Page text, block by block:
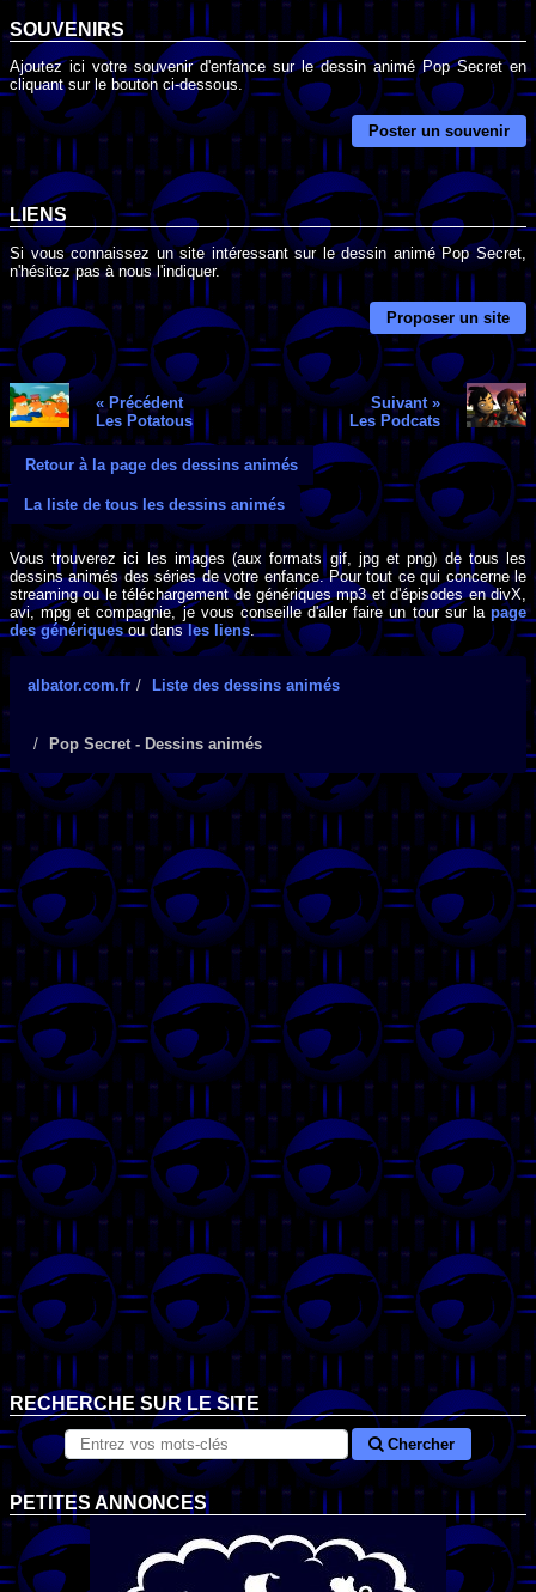
SOUVENIRS
Ajoutez ici votre souvenir d'enfance sur le dessin animé Pop Secret en
cliquant sur le bouton ci-dessous.
Poster un souvenir
LIENS
Si vous connaissez un site intéressant sur le dessin animé Pop Secret,
n'hésitez pas à nous l'indiquer.
Proposer un site
« Précédent
Les Potatous
Suivant »
Les Podcats
Retour à la page des dessins animés
La liste de tous les dessins animés
Vous trouverez ici les images (aux formats gif, jpg et png) de tous les
dessins animés des séries de votre enfance. Pour tout ce qui concerne le
streaming ou le téléchargement de génériques mp3 et d'épisodes en divX,
avi, mpg et compagnie, je vous conseille d'aller faire un tour sur la page
des génériquesou dans les liens.
albator.com.fr Liste des dessins animés
Pop Secret - Dessins animés
RECHERCHE SUR LE SITE
Chercher
PETITES ANNONCES